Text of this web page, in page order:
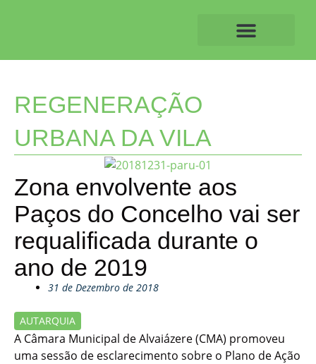
REGENERAÇÃO
URBANA DA VILA
Zona envolvente aos
Paços do Concelho vai ser
requalificada durante o
ano de 2019
31 de Dezembro de 2018
AUTARQUIA
A Câmara Municipal de Alvaiázere (CMA) promoveu
uma sessão de esclarecimento sobre o Plano de Ação